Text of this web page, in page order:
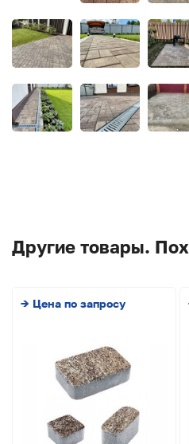
Другие товары.
→ Цена по запросу